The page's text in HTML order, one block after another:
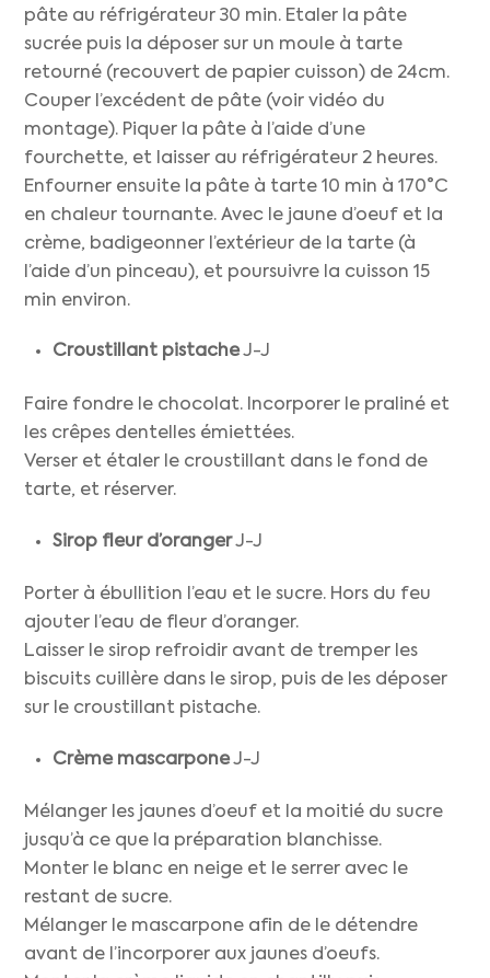
pâte au réfrigérateur 30 min. Etaler la pâte
sucrée puis la déposer sur un moule à tarte
retourné (recouvert de papier cuisson) de 24cm.
Couper l’excédent de pâte (voir vidéo du
montage). Piquer la pâte à l’aide d’une
fourchette, et laisser au réfrigérateur 2 heures.
Enfourner ensuite la pâte à tarte 10 min à 170°C
en chaleur tournante. Avec le jaune d’oeuf et la
crème, badigeonner l’extérieur de la tarte (à
l’aide d’un pinceau), et poursuivre la cuisson 15
min environ.
Croustillant pistacheJ-J
Faire fondre le chocolat. Incorporer le praliné et
les crêpes dentelles émiettées.
Verser et étaler le croustillant dans le fond de
tarte, et réserver.
Sirop fleur d’orangerJ-J
Porter à ébullition l’eau et le sucre. Hors du feu
ajouter l’eau de fleur d’oranger.
Laisser le sirop refroidir avant de tremper les
biscuits cuillère dans le sirop, puis de les déposer
sur le croustillant pistache.
Crème mascarponeJ-J
Mélanger les jaunes d’oeuf et la moitié du sucre
jusqu’à ce que la préparation blanchisse.
Monter le blanc en neige et le serrer avec le
restant de sucre.
Mélanger le mascarpone afin de le détendre
avant de l’incorporer aux jaunes d’oeufs.